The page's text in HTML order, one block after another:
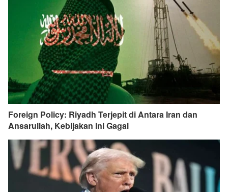
Foreign Policy: Riyadh Terjepit di Antara Iran dan
Ansarullah, Kebijakan Ini Gagal